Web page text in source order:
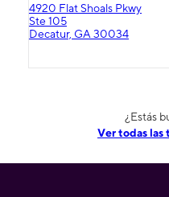
4920 Flat Shoals Pkwy
Ste 105
Decatur, GA 30034
¿Estás
Ver todas las